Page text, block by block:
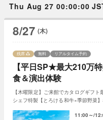
Thu Aug 27 00:00:00
8/27 (木)
【平日SP★最大210万
食＆演出体験
残席 無料 リアルタイム予約
【木曜限定】ご来館でカタログギフ
シェフ特製【とろける和牛×季節野菜
11:00～